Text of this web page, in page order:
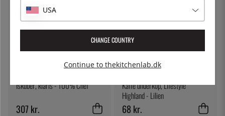
Iskuber, klaris - 100% Chef
307 kr.
Kaffe underkop, Lifestyle
Highland - Lilien
68 kr.
USA
CHANGE COUNTRY
Continue to thekitchenlab.dk